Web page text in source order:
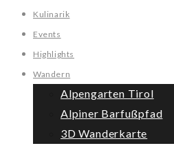
Kulinarik
Events
Highlights
Wandern
Alpengarten Tirol
Alpiner Barfußpfad
3D Wanderkarte